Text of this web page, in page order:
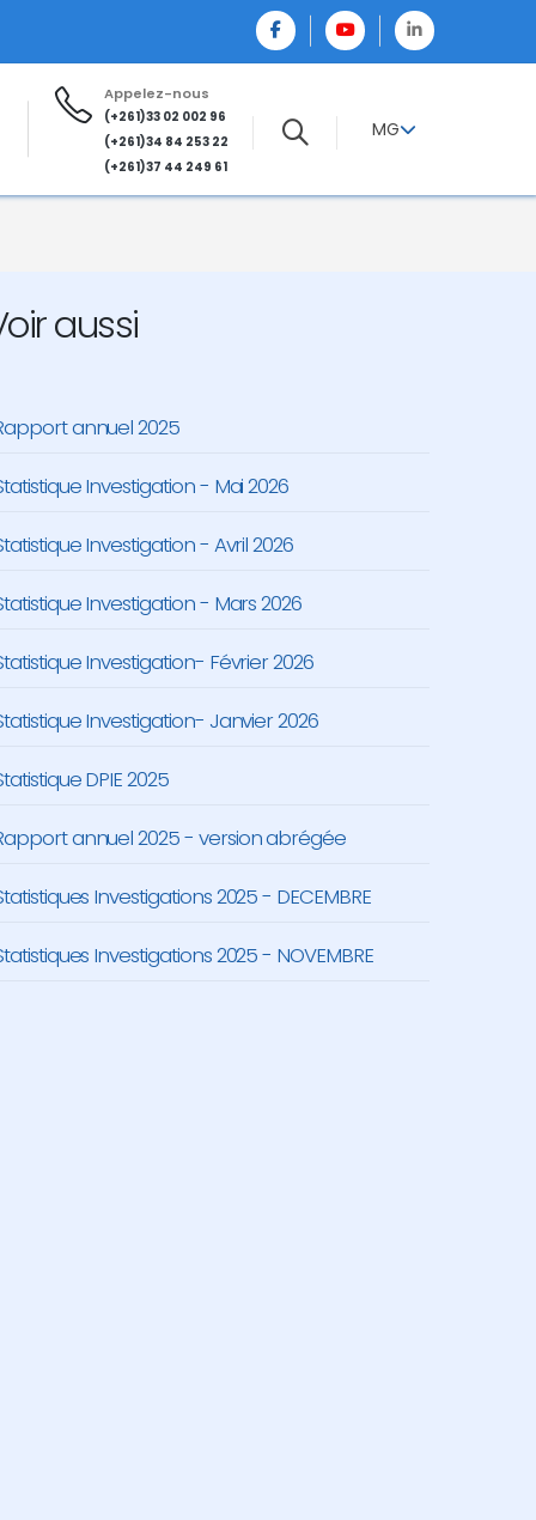
Appelez-nous
(+261)33 02 002 96
(+261)34 84 253 22
(+261)37 44 249 61
MG
aussi
annuel 2025
Investigation - Mai 2026
Investigation - Avril 2026
Investigation - Mars 2026
Investigation- Février 2026
Investigation- Janvier 2026
DPIE 2025
annuel 2025 - version abrégée
Investigations 2025 - DECEMBRE
Investigations 2025 - NOVEMBRE